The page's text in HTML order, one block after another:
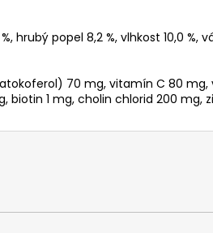
hrubý popel 8,2 %, vlhkost 10,0 %,
70 mg, vitamín C 80
biotin 1 mg, cholin chlorid 200